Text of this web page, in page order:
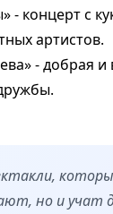
- концерт с
артистов.
- добрая
но и учат